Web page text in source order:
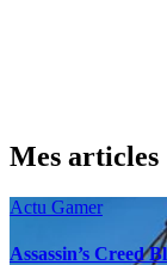
Mes articles
Actu Gamer
Assassin’s Creed